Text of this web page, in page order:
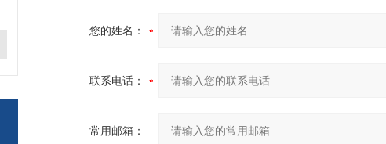
您的姓名：
联系电话：
常用邮箱：